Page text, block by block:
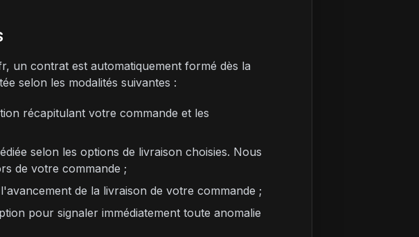
un contrat est automatiquement formé dès la
selon les modalités suivantes :
récapitulant votre commande et les
selon les options de livraison choisies. Nous
de votre commande ;
de la livraison de votre commande ;
pour signaler immédiatement toute anomalie